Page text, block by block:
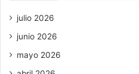
julio 2026
junio 2026
mayo 2026